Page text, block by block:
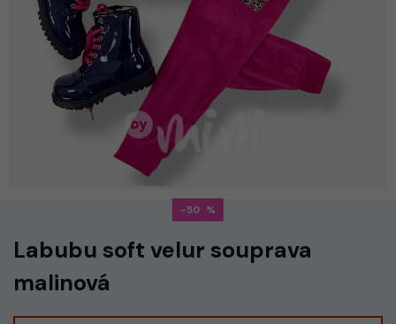
-50
Labubu soft velur souprava
malinová